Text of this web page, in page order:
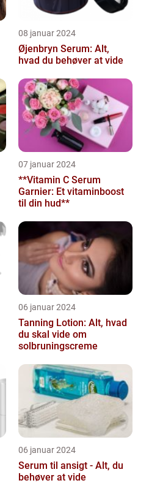
08 januar 2024
Øjenbryn Serum: Alt,
hvad du behøver at vide
07 januar 2024
**Vitamin C Serum
Garnier: Et vitaminboost
til din hud**
06 januar 2024
Tanning Lotion: Alt, hvad
du skal vide om
solbruningscreme
06 januar 2024
Serum til ansigt - Alt, du
behøver at vide